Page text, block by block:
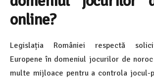
online?
Legislația României respectă
Europene în domeniul jocurilor de
multe mijloace pentru a controla jocul-